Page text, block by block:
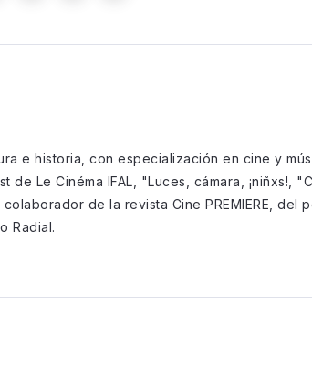
e historia, con especialización en cine y
de Le Cinéma IFAL, "Luces, cámara, ¡niñxs!,
de la revista Cine PREMIERE, del
Radial.